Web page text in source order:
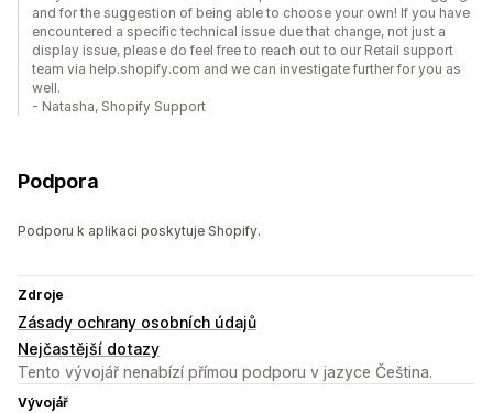
and for the suggestion of being able to choose your own! If you have
encountered a specific technical issue due that change, not just a
display issue, please do feel free to reach out to our Retail support
team via help.shopify.com and we can investigate further for you as
well.
- Natasha, Shopify Support
Podpora
Podporu k aplikaci poskytuje Shopify.
Zdroje
Zásady ochrany osobních údajů
Nejčastější dotazy
Tento vývojář nenabízí přímou podporu v jazyce Čeština.
Vývojář